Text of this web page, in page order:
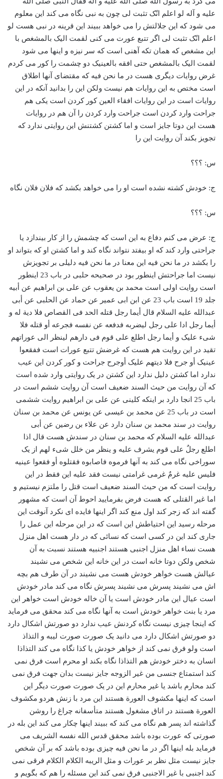
س: ؟؟؟
ج: خودش کشته نشده است او را می خواهد بکشد که فلان فلان نگاه
س: ؟؟؟
ج: عرض می کنم دفاع به این است که چشمش را از کار بیندازد یا
جراحتی وارد کند که او بیفتد نتواند نگاه کند و اما کشتن او که بتواند او
را بکشد در ما نحن فیه این معنا در ما نحن فیه دلیلی بر تجویزش
نیست اما جراحتش اینطور بود در صحیحه حلبی در باب 23 اینطور
است روایت اولی است محمد بن یعقوب عن علی بن ابراهیم عن أبیه
جلد 19 است باب 23 عن ابن ابی عمیر عن حماد عن الحلبی عن أبی
عبدالله علیه السلام قال أیما رجل قتله الحد فی القصاص فلا دیة له و
أیما رجل ادا علی رجل لیضربه فدفعه عن نفسه فجرعه أو قتله فلا
شیء علیک و أیما رجل اطلع علی قوم فی دارهم لینظر الی عوراتهم
تقید در این روایت هم هست که غرضش تتبع عورات است ففقعوا
عینیک أو جرح فلا دیتهم علیک أوجرح جراحت و کور کردن این عیب
ندارد اما کشتن دلیل ندارد این کشتن در یک روایتی وارد شده است
که آن روایت من حیث السند ضعیف است آن روایت ششم است در
باب 25 انجا دارد بر اینکه کلینی عن علی بن ابراهیم روایت ششمی
است در باب 25 عن محمد بن عیسی عن یونس عن محمد بن سنان
روایت در سند محمد بن سنان دارد عن علاء بن رضین عن أبی
عبدالله علیه السلام که محمد بن سنان در سندش هست قال اذا
اطلع رجلٌ علی قوم یشرف علیه و ینظر من خلل شیء لهم از یک
سوراخی نگاه می کند به آنها فرموه فاصابوه فقتلوه أو فقعوا عینیه
فلیس علیه غرمٌ غرمی غرامتی نیست فقد علیه این فقط در این
روایت است که من حیث السند ضعیف است قتل را ملتزم نیستیم و
اما غیر القتلی که هست فرض بفرمایید احوط آن است که مشهور
گفته اند که زجر کند اول منع کند اگر اینها فایده ای نکرد آنوقت این
مرحله رسید این احتیاطش این است که در این مرحله این عمل را
جاری کند این در کسی است که نسائی که در دار هست اهل منزل
هست نساء اهل منزل اجنبی هستند اجنبیه هستند نسبت به آن
شخص ولکن دوتا خانه است در این خانه این شخص می نشیند
عیالش هست خواهر خودش هست می نشیند در آن طرف هم بچه
اش می نشیند پسرش می نشیند پسرش نگاه می کند مادر خودش
است عیال این مادر خودش است یا آن خاله خودش است خواهر این
مرد یا بنت خواهر خودش است به آنها نگاه می کند محقق می فرماید
که اینجا چیزی نیست نگاه کردنش عیب ندارد دو صورتش اشکال دارد
دو صورتش اشکال دارد می دانید یک صورت صورت لیبه و التذاذ
است ولو فرق نمی کند از خواهر خودش یا کذا نگاه می کند التذاذا
انسان به دختر خودش هم التذاذا نگاه بکند او محرم است فرق نمی
کند استمتاع جنسی من غیر الزوجه جایز نیست بدان جهت فرق نمی
کند محارم باشد یا غیر محارم این در یک صورت صورت دیگر این
است که اینها مکشوف العورة هستند این مرد با زنش هردو مکشوف
العورة هستند در اتاق مشغول هستند متأسفانه چراغ را روشن
گذاشته اند پسر هم نگاه می کند که ببیند اینها چکار می کند این بله در
صورتی که عورت بوده باشد محقق قدس الله نفسه الشریف می
فرماید بله اینها اگر در ما نحن فیه چیزی بوده باشد که بر آن شخص
جایز نیست مثل نظر بر عورات و مثل الریبه الکلام الکلام فرقی نمی
کند اجنبی با غیر الاجنبی فرق نمی کند این مسئله را هم که بگویم و